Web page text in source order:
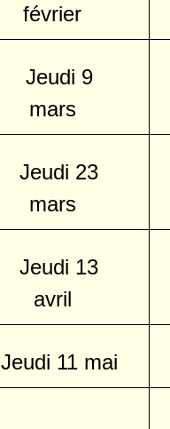
février
Jeudi 9
mars
Jeudi 23
mars
Jeudi 13
avril
Jeudi 11 mai